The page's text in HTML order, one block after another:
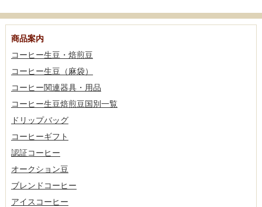
商品案内
コーヒー生豆・焙煎豆
コーヒー生豆（麻袋）
コーヒー関連器具・用品
コーヒー生豆焙煎豆国別一覧
ドリップバッグ
コーヒーギフト
認証コーヒー
オークション豆
ブレンドコーヒー
アイスコーヒー